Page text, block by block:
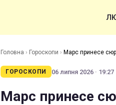
Головна › Гороскопи › Марс принесе
ГОРОСКОПИ 06 липня 2026 · 19:27
Марс принесе